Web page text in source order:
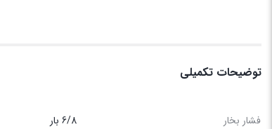
توضیحات تکمیلی
فشار بخار 6/8 بار